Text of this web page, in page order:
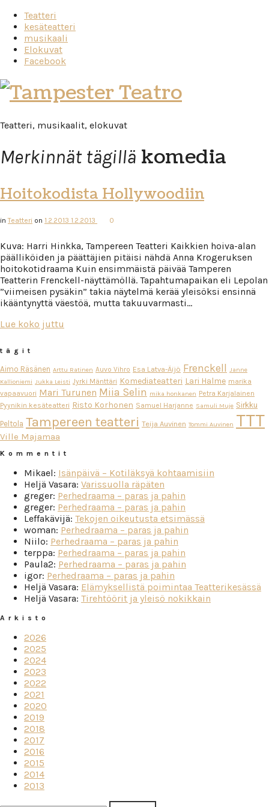
Teatteri
kesäteatteri
musikaali
Elokuvat
Facebook
Tampester
Teatro
Teatteri, musikaalit, elokuvat
Merkinnät tägillä komedia
Hoitokodista Hollywoodiin
inTeatteri on 1.2.2013 1.2.2013 0
Kuva: Harri Hinkka, Tampereen Teatteri Kaikkien hoiva-alan
päälliköiden ja päättäjien pitäisi nähdä Anna Krogeruksen
hoitokotidraama Kuin ensimmäistä päivää Tamperen
Teatterin Frenckell-näyttämöllä. Tapahtumapaikan eli Lepolan
”viimeisen pysäkin” takia näytelmä kerää yleisöksi ensinnä
ikääntynyttä väestöä, mutta takuuvarmasti…
Lue koko juttu
tägit
Aimo Räsänen Arttu Ratinen Auvo Vihro Esa Latva-Äijö Frenckell Janne
Kallioniemi Jukka Leisti Jyrki Mänttäri Komediateatteri Lari Halme marika
vapaavuori Mari Turunen Miia Selin mika honkanen Petra Karjalainen
Pyynikin kesäteatteri Risto Korhonen Samuel Harjanne Samuli Muje Sirkku
Peltola Tampereen teatteri Teija Auvinen Tommi Auvinen TTT
Ville Majamaa
Kommentit
Mikael: Isänpäivä – Kotiläksyä kohtaamisiin
Heljä Vasara: Varissuolla räpäten
greger: Perhedraama – paras ja pahin
greger: Perhedraama – paras ja pahin
Leffakävijä: Tekojen oikeutusta etsimässä
woman: Perhedraama – paras ja pahin
Niilo: Perhedraama – paras ja pahin
terppa: Perhedraama – paras ja pahin
Paula2: Perhedraama – paras ja pahin
igor: Perhedraama – paras ja pahin
Heljä Vasara: Elämyksellistä poimintaa Teatterikesässä
Heljä Vasara: Tirehtöörit ja yleisö nokikkain
Arkisto
2026
2025
2024
2023
2022
2021
2020
2019
2018
2017
2016
2015
2014
2013